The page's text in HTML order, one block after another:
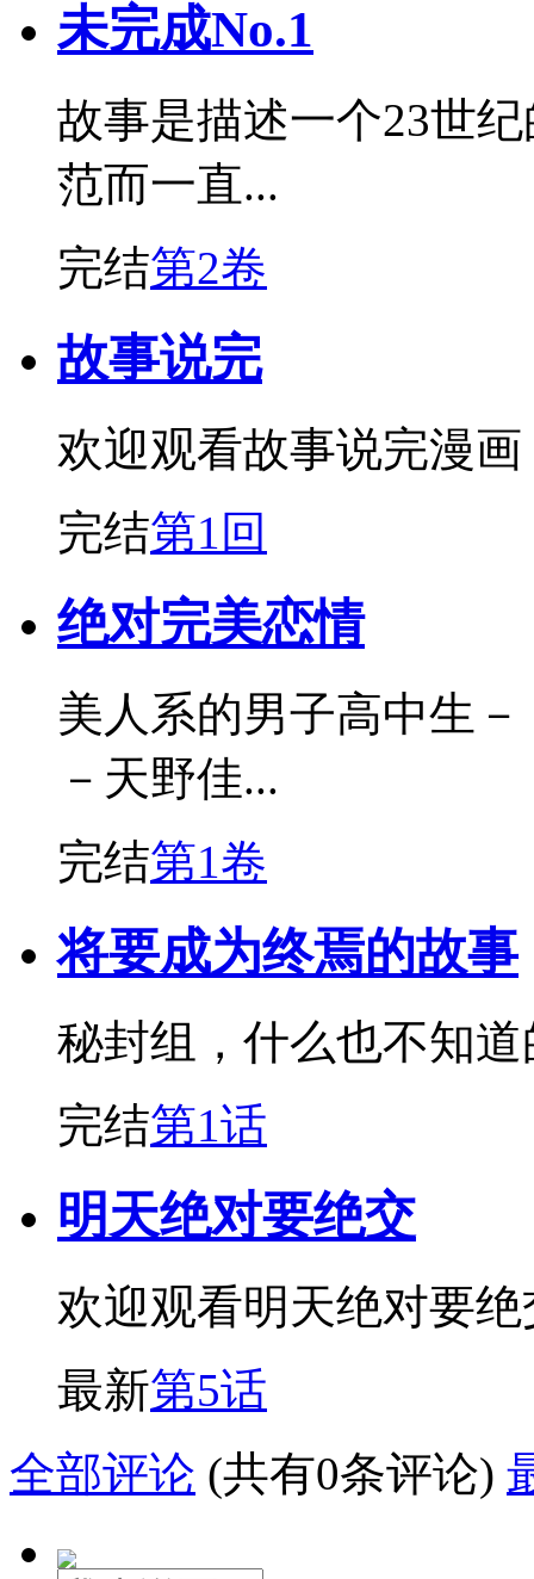
未完成No.1
故事是描述一个23世
范而一直...
完结第2卷
故事说完
欢迎观看故事说完漫画
完结第1回
绝对完美恋情
美人系的男子高中生
－天野佳...
完结第1卷
将要成为终焉的故事
秘封组，什么也不知
完结第1话
明天绝对要绝交
欢迎观看明天绝对要绝
最新第5话
全部评论 (共有0条评论)